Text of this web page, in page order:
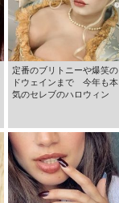
定番のブリトニーや爆笑の
ドウェインまで 今年も本
気のセレブのハロウィン